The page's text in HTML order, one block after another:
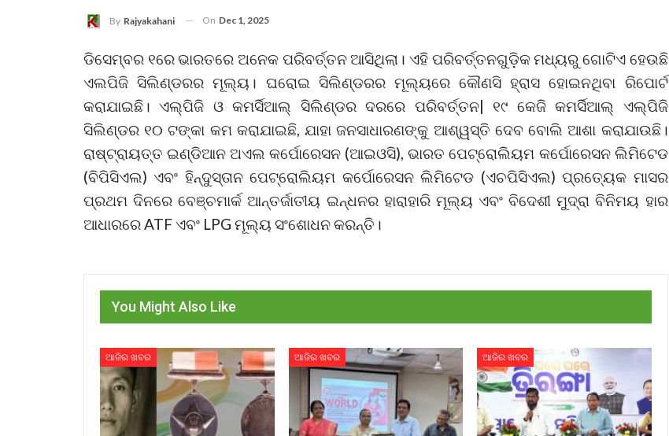
By Rajyakahani On Dec 1, 2025
ଡିସେମ୍ବର ୧ରେ ଭାରତରେ ଅନେକ ପରିବର୍ତ୍ତନ ଆସିଥିଲା। ଏହି ପରିବର୍ତ୍ତନଗୁଡ଼ିକ ମଧ୍ୟରୁ ଗୋଟିଏ ହେଉଛି
ଏଲପିଜି ସିଲିଣ୍ଡରର ମୂଲ୍ୟ। ଘରୋଇ ସିଲିଣ୍ଡରର ମୂଲ୍ୟରେ କୌଣସି ହ୍ରାସ ହୋଇନଥିବା ରିପୋର୍ଟ
କରାଯାଇଛି। ଏଲ୍‌ପିଜି ଓ କମର୍ସିଆଲ୍ ସିଲିଣ୍ଡର ଦରରେ ପରିବର୍ତ୍ତନ| ୧୯ କେଜି କମର୍ସିଆଲ୍‌ ଏଲ୍‌ପିଜି
ସିଲିଣ୍ଡର ୧୦ ଟଙ୍କା କମ କରାଯାଇଛି, ଯାହା ଜନସାଧାରଣଙ୍କୁ ଆଶ୍ୱସ୍ତି ଦେବ ବୋଲି ଆଶା କରାଯାଉଛି।
ରାଷ୍ଟ୍ରାୟତ୍ତ ଇଣ୍ଡିଆନ ଅଏଲ କର୍ପୋରେସନ (ଆଇଓସି), ଭାରତ ପେଟ୍ରୋଲିୟମ କର୍ପୋରେସନ ଲିମିଟେଡ
(ବିପିସିଏଲ) ଏବଂ ହିନ୍ଦୁସ୍ତାନ ପେଟ୍ରୋଲିୟମ କର୍ପୋରେସନ ଲିମିଟେଡ (ଏଚପିସିଏଲ) ପ୍ରତ୍ୟେକ ମାସର
ପ୍ରଥମ ଦିନରେ ବେଞ୍ଚମାର୍କ ଆନ୍ତର୍ଜାତୀୟ ଇନ୍ଧନର ହାରାହାରି ମୂଲ୍ୟ ଏବଂ ବିଦେଶୀ ମୁଦ୍ରା ବିନିମୟ ହାର
ଆଧାରରେ ATF ଏବଂ LPG ମୂଲ୍ୟ ସଂଶୋଧନ କରନ୍ତି।
You Might Also Like
ଆଜିର ଖବର ଆଜିର ଖବର ଆଜିର ଖବର